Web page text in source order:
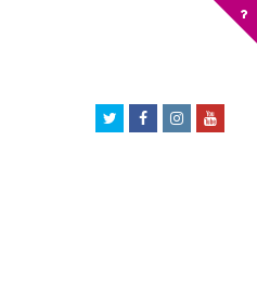
TwitterFacebookInstagram